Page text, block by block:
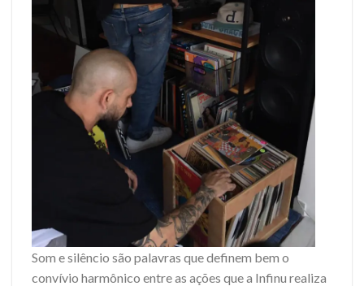
Som e silêncio são palavras que definem bem o
convívio harmônico entre as ações que a Infinu realiza